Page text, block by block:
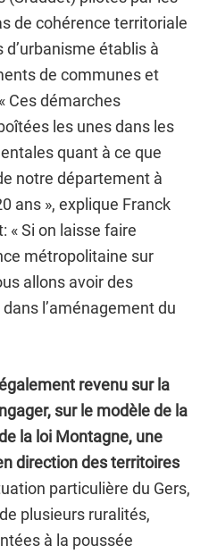
de cohérence territoriale
établis à
de communes et
Ces démarches
les unes dans les
quant à ce que
notre département à
ans », explique Franck
« Si on laisse faire
métropolitaine sur
allons avoir des
l’aménagement du
revenu sur la
sur le modèle de la
la loi Montagne, une
direction des territoires
particulière du Gers,
plusieurs ruralités,
à la poussée